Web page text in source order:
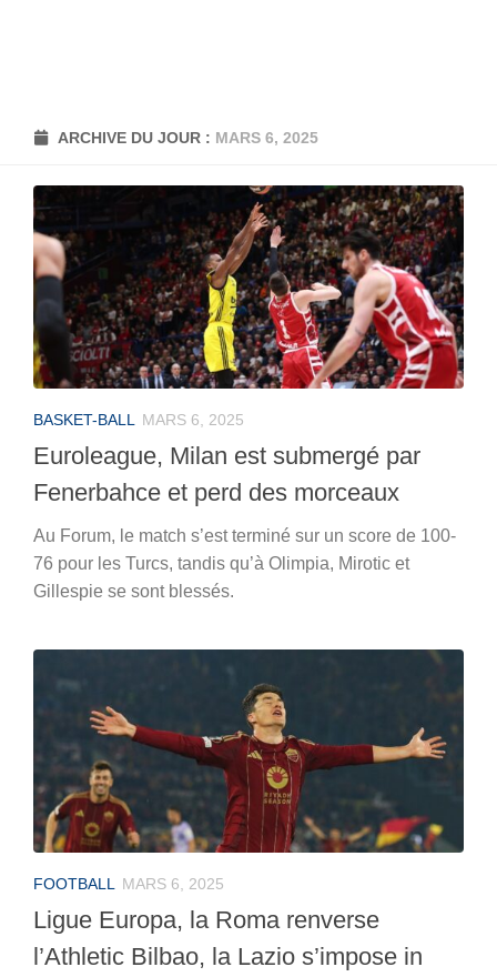
ARCHIVE DU JOUR : MARS 6, 2025
BASKET-BALL MARS 6, 2025
Euroleague, Milan est submergé par
Fenerbahce et perd des morceaux
Au Forum, le match s’est terminé sur un score de 100-
76 pour les Turcs, tandis qu’à Olimpia, Mirotic et
Gillespie se sont blessés.
FOOTBALL MARS 6, 2025
Ligue Europa, la Roma renverse
l’Athletic Bilbao, la Lazio s’impose in